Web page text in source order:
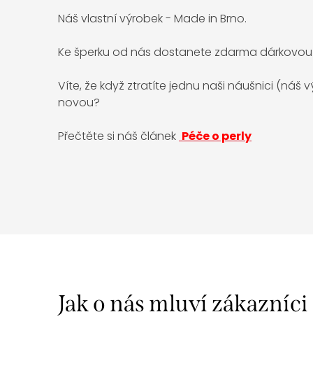
Náš vlastní výrobek - Made in Brno.
Ke šperku od nás dostanete zdarma dárkovou
Víte, že když ztratíte jednu naši náušnici (náš
novou?
Přečtěte si náš článek Péče o perly